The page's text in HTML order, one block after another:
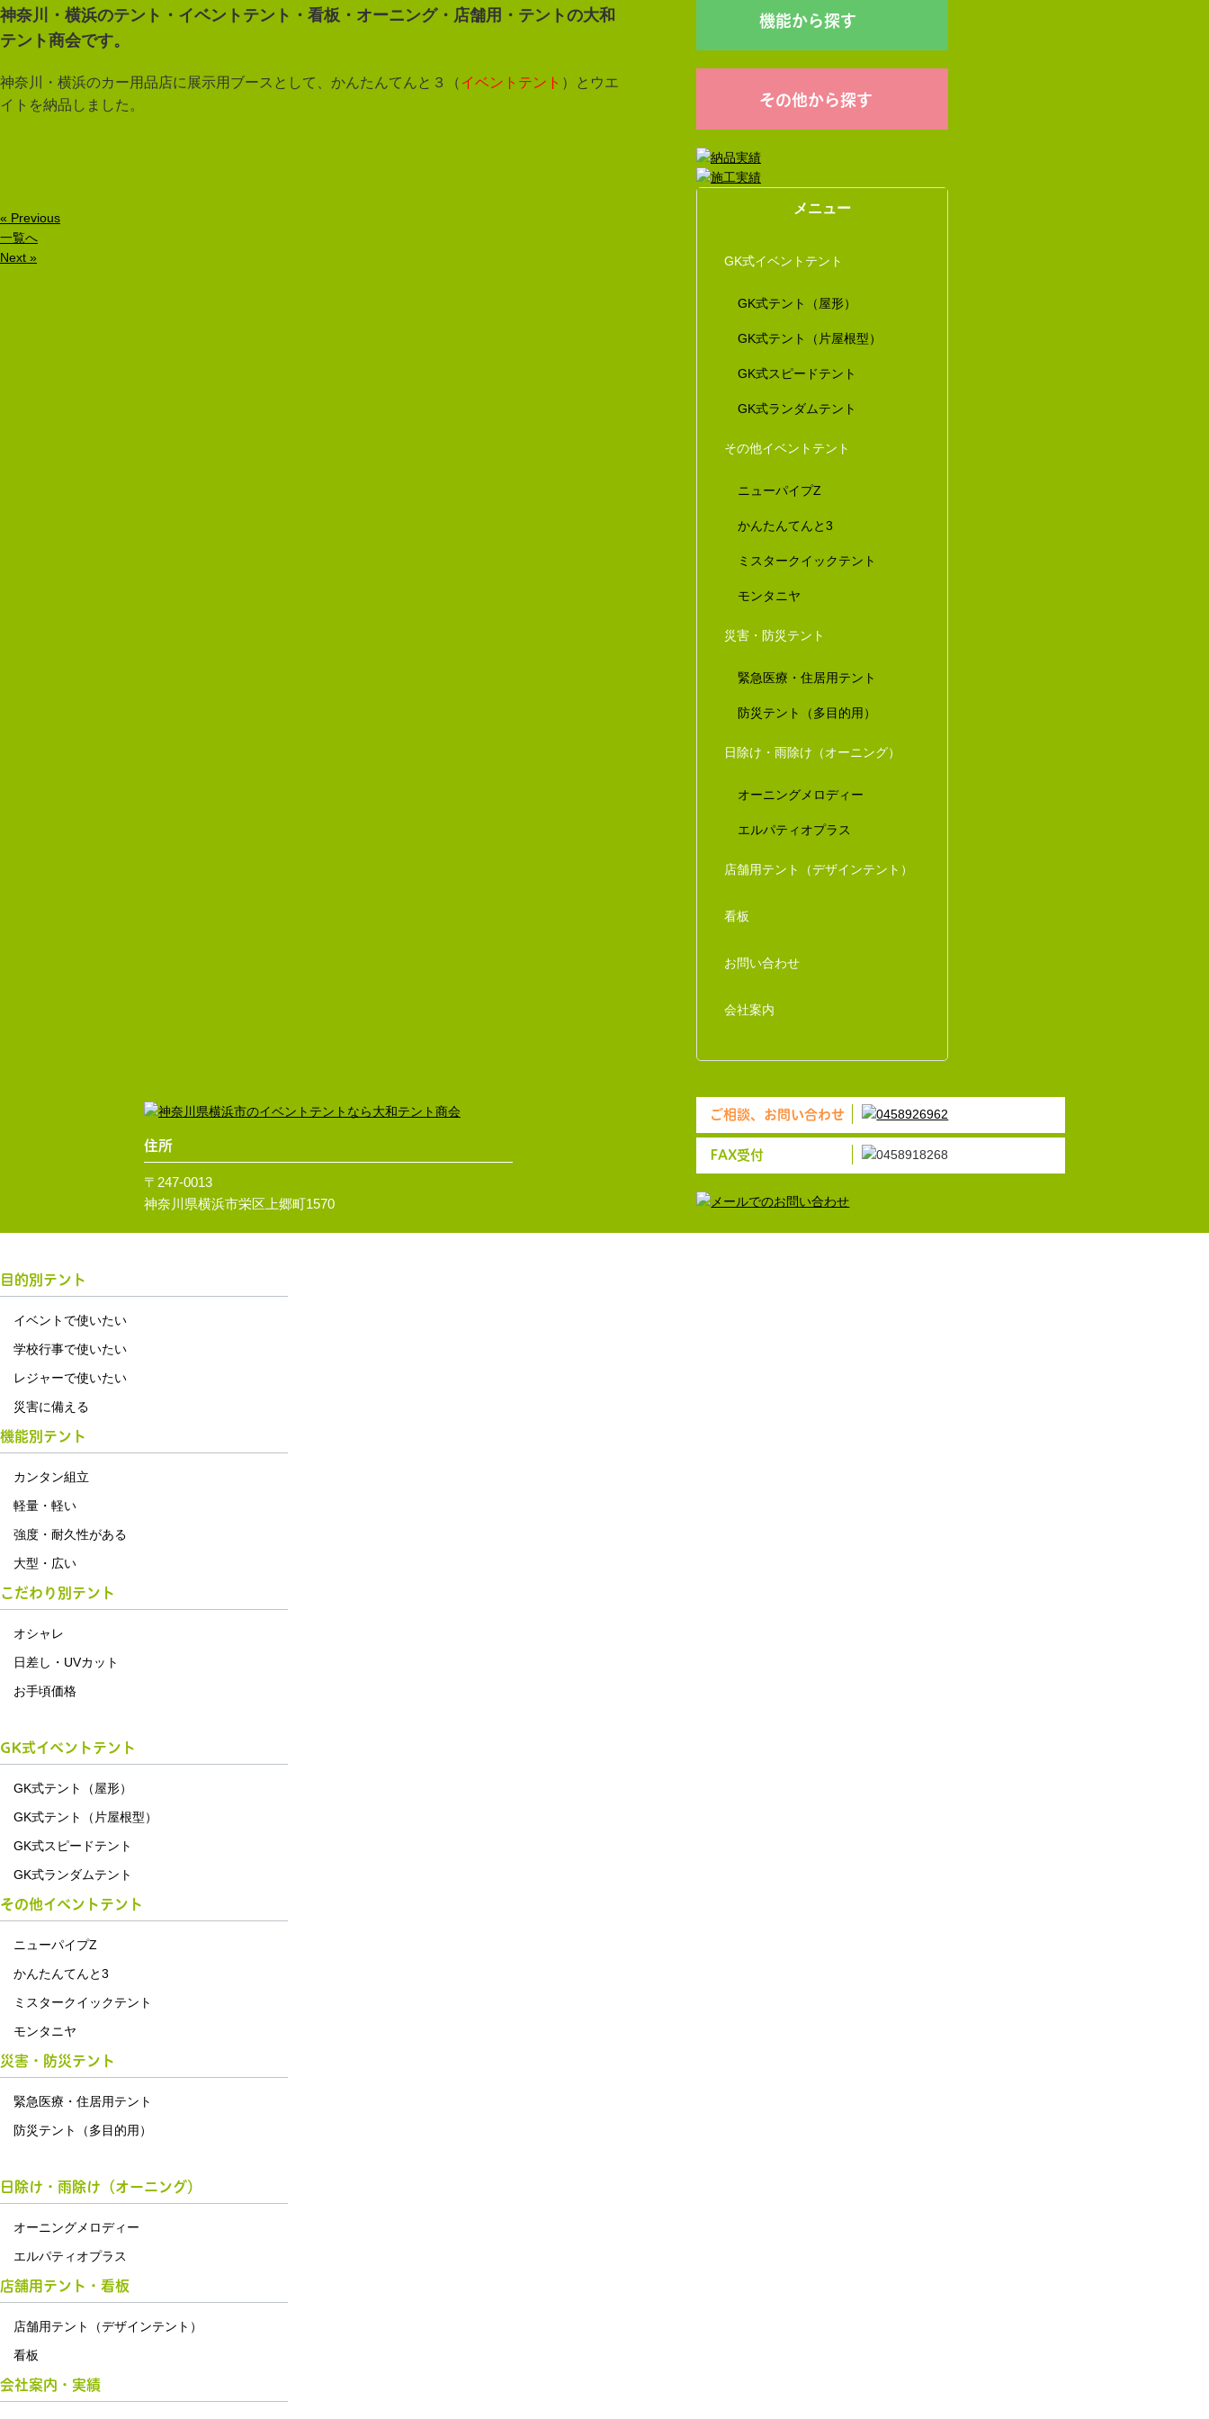
神奈川・横浜のテント・イベントテント・看板・オーニング・店舗用・テントの大和
テント商会です。
神奈川・横浜のカー用品店に展示用ブースとして、かんたんてんと３（イベントテント ）とウエ
イトを納品しました。
« Previous
一覧へ
Next »
機能から探す
その他から探す
メニュー
GK式イベントテント
GK式テント（屋形）
GK式テント（片屋根型）
GK式スピードテント
GK式ランダムテント
その他イベントテント
ニューパイプZ
かんたんてんと3
ミスタークイックテント
モンタニヤ
災害・防災テント
緊急医療・住居用テント
防災テント（多目的用）
日除け・雨除け（オーニング）
オーニングメロディー
エルパティオプラス
店舗用テント（デザインテント）
看板
お問い合わせ
会社案内
住所
〒247-0013
神奈川県横浜市栄区上郷町1570
ご相談、お問い合わせ
FAX受付
目的別テント
イベントで使いたい
学校行事で使いたい
レジャーで使いたい
災害に備える
機能別テント
カンタン組立
軽量・軽い
強度・耐久性がある
大型・広い
こだわり別テント
オシャレ
日差し・UVカット
お手頃価格
GK式イベントテント
GK式テント（屋形）
GK式テント（片屋根型）
GK式スピードテント
GK式ランダムテント
その他イベントテント
ニューパイプZ
かんたんてんと3
ミスタークイックテント
モンタニヤ
災害・防災テント
緊急医療・住居用テント
防災テント（多目的用）
日除け・雨除け（オーニング）
オーニングメロディー
エルパティオプラス
店舗用テント・看板
店舗用テント（デザインテント）
看板
会社案内・実績